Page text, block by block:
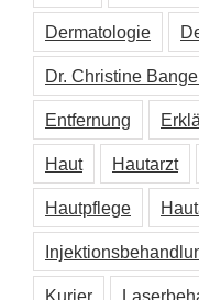
Dermatologie
Dr. Christine
Entfernung
Haut Hautarzt
Hautpflege
Kurier